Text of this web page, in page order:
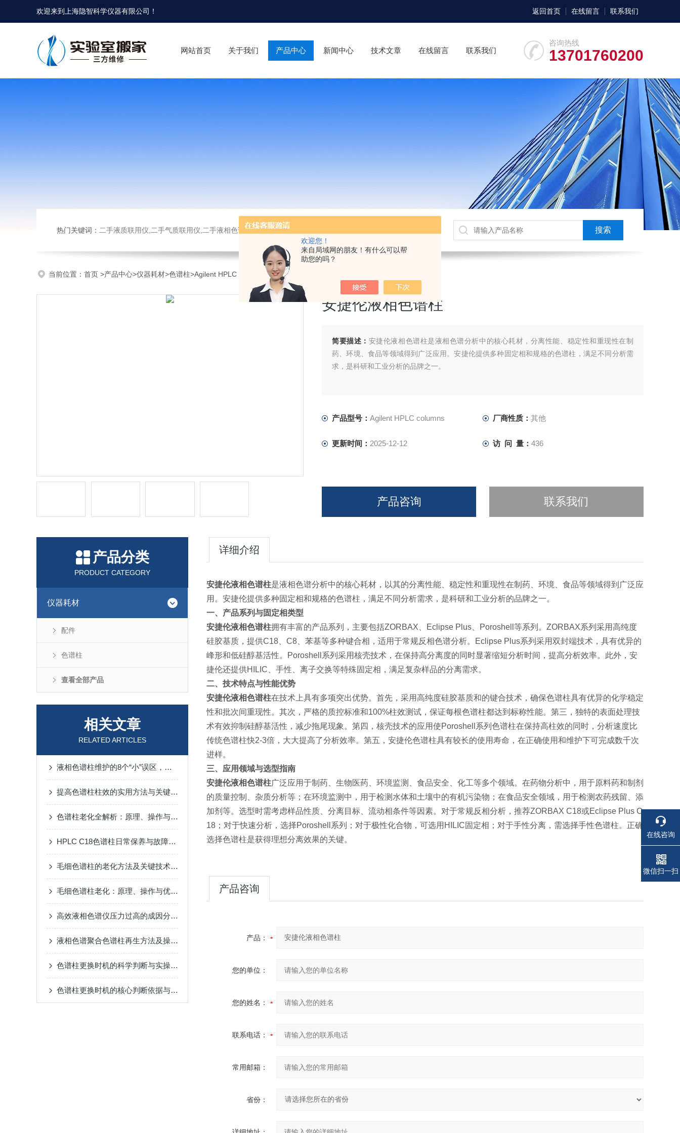
欢迎您！
来自局域网的朋友！有什么可以帮
助您的吗？
欢迎来到 上海隐智科学仪器有限公司 ！ 返回首页 在线留言 联系我们
咨询热线
13701760200
网站首页 关于我们 产品中心 新闻中心 技术文章 在线留言 联系我们
热门关键词： 二手液质联用仪,二手气质联用仪,二手液相色谱仪,实验室仪器维/修维保,实验室搬家,仪器培训
当前位置： 首页 >产品中心>仪器耗材>色谱柱>Agilent HPLC columns安捷伦液相色谱柱
安捷伦液相色谱柱
简要描述： 安捷伦液相色谱柱是液相色谱分析中的核心耗材，分离性能、稳定性和重现性在制
药、环境、食品等领域得到广泛应用。安捷伦提供多种固定相和规格的色谱柱，满足不同分析需
求，是科研和工业分析的品牌之一。
产品型号： Agilent HPLC columns 厂商性质： 其他
更新时间： 2025-12-12 访 问 量： 436
产品咨询 联系我们
产品分类
PRODUCT CATEGORY
仪器耗材
配件
色谱柱
查看全部产品
相关文章
RELATED ARTICLES
液相色谱柱维护的8个“小”误区，避开这些少走弯路
提高色谱柱柱效的实用方法与关键要点
色谱柱老化全解析：原理、操作与常见问题（易懂版）
HPLC C18色谱柱日常保养与故障维修要点
毛细色谱柱的老化方法及关键技术要点
毛细色谱柱老化：原理、操作与优化技巧
高效液相色谱仪压力过高的成因分析及排查要点
液相色谱聚合色谱柱再生方法及操作规范
色谱柱更换时机的科学判断与实操指南
色谱柱更换时机的核心判断依据与实操指南
详细介绍
安捷伦液相色谱柱是液相色谱分析中的核心耗材，以其的分离性能、稳定性和重现性在制药、环境、食品等领域得到广泛应
用。安捷伦提供多种固定相和规格的色谱柱，满足不同分析需求，是科研和工业分析的品牌之一。
一、产品系列与固定相类型
安捷伦液相色谱柱拥有丰富的产品系列，主要包括ZORBAX、Eclipse Plus、Poroshell等系列。ZORBAX系列采用高纯度
硅胶基质，提供C18、C8、苯基等多种键合相，适用于常规反相色谱分析。Eclipse Plus系列采用双封端技术，具有优异的
峰形和低硅醇基活性。Poroshell系列采用核壳技术，在保持高分离度的同时显著缩短分析时间，提高分析效率。此外，安
捷伦还提供HILIC、手性、离子交换等特殊固定相，满足复杂样品的分离需求。
二、技术特点与性能优势
安捷伦液相色谱柱在技术上具有多项突出优势。首先，采用高纯度硅胶基质和的键合技术，确保色谱柱具有优异的化学稳定
性和批次间重现性。其次，严格的质控标准和100%柱效测试，保证每根色谱柱都达到标称性能。第三，独特的表面处理技
术有效抑制硅醇基活性，减少拖尾现象。第四，核壳技术的应用使Poroshell系列色谱柱在保持高柱效的同时，分析速度比
传统色谱柱快2-3倍，大大提高了分析效率。第五，安捷伦色谱柱具有较长的使用寿命，在正确使用和维护下可完成数千次
进样。
三、应用领域与选型指南
安捷伦液相色谱柱广泛应用于制药、生物医药、环境监测、食品安全、化工等多个领域。在药物分析中，用于原料药和制剂
的质量控制、杂质分析等；在环境监测中，用于检测水体和土壤中的有机污染物；在食品安全领域，用于检测农药残留、添
加剂等。选型时需考虑样品性质、分离目标、流动相条件等因素。对于常规反相分析，推荐ZORBAX C18或Eclipse Plus C
18；对于快速分析，选择Poroshell系列；对于极性化合物，可选用HILIC固定相；对于手性分离，需选择手性色谱柱。正确
选择色谱柱是获得理想分离效果的关键。
产品咨询
产品：
您的单位：
您的姓名：
联系电话：
常用邮箱：
省份：
在线咨询
电话
电话
微信扫一扫